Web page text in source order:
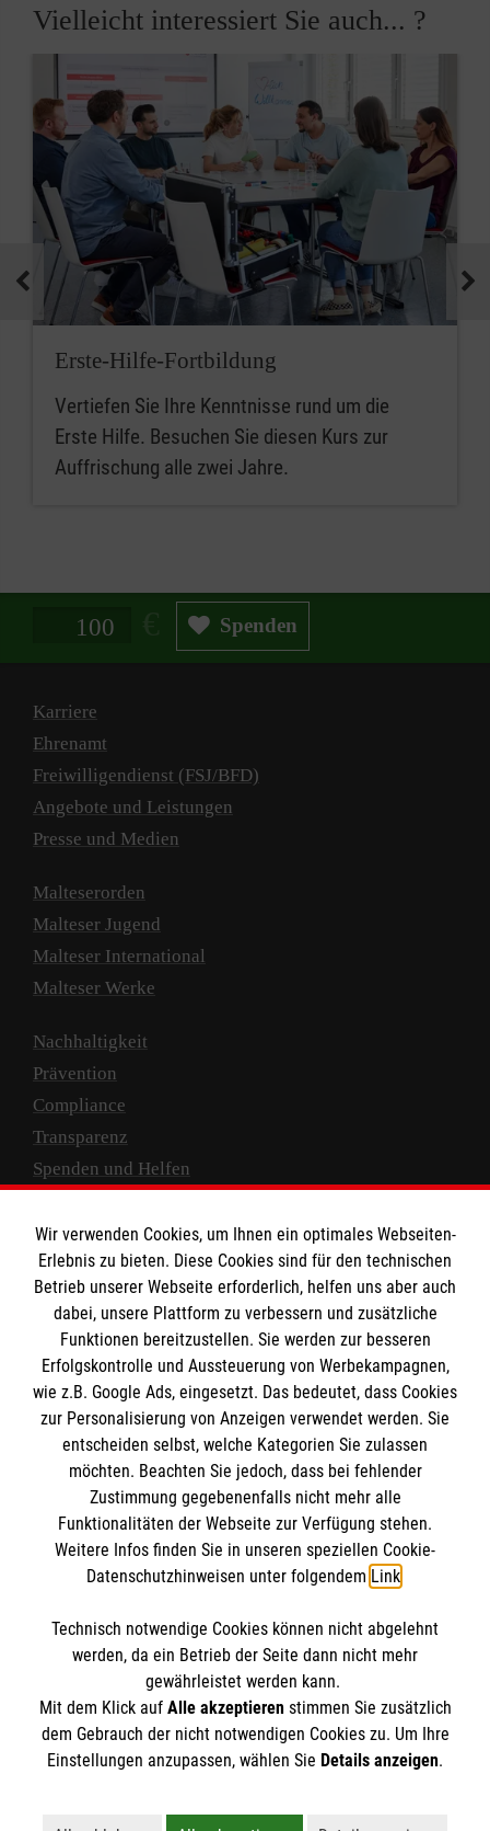
Vielleicht interessiert Sie auch... ?
Erste-Hilfe-Fortbildung
Vertiefen Sie Ihre Kenntnisse rund um die
Erste Hilfe. Besuchen Sie diesen Kurs zur
Auffrischung alle zwei Jahre.
Spendenbetrag in Euro Spenden
Karriere
Ehrenamt
Freiwilligendienst (FSJ/BFD)
Angebote und Leistungen
Presse und Medien
Malteserorden
Malteser Jugend
Malteser International
Malteser Werke
Nachhaltigkeit
Prävention
Compliance
Transparenz
Spenden und Helfen
Empfänger: Malteser Hilfsdienst e.V.
IBAN: DE10 3706 0120 1201 2000 12
BIC: GENODED 1PA7
Newsletter abonnieren
Cookies verwalten|AGB|Impressum|Datenschutz
Barrierefreiheit |Kontakt| Sharepoint|Mediathek
Wir verwenden Cookies, um Ihnen ein optimales Webseiten-
Erlebnis zu bieten. Diese Cookies sind für den technischen
Betrieb unserer Webseite erforderlich, helfen uns aber auch
dabei, unsere Plattform zu verbessern und zusätzliche
Funktionen bereitzustellen. Sie werden zur besseren
Erfolgskontrolle und Aussteuerung von Werbekampagnen,
wie z.B. Google Ads, eingesetzt. Das bedeutet, dass Cookies
zur Personalisierung von Anzeigen verwendet werden. Sie
entscheiden selbst, welche Kategorien Sie zulassen
möchten. Beachten Sie jedoch, dass bei fehlender
Zustimmung gegebenenfalls nicht mehr alle
Funktionalitäten der Webseite zur Verfügung stehen.
Weitere Infos finden Sie in unseren speziellen Cookie-
Datenschutzhinweisen unter folgendem Link.
Technisch notwendige Cookies können nicht abgelehnt
werden, da ein Betrieb der Seite dann nicht mehr
gewährleistet werden kann.
Mit dem Klick auf Alle akzeptierenstimmen Sie zusätzlich
dem Gebrauch der nicht notwendigen Cookies zu. Um Ihre
Einstellungen anzupassen, wählen Sie Details anzeigen.